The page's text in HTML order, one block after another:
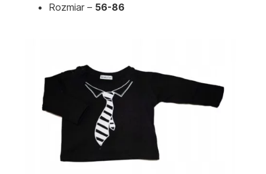
Rozmiar – 56-86